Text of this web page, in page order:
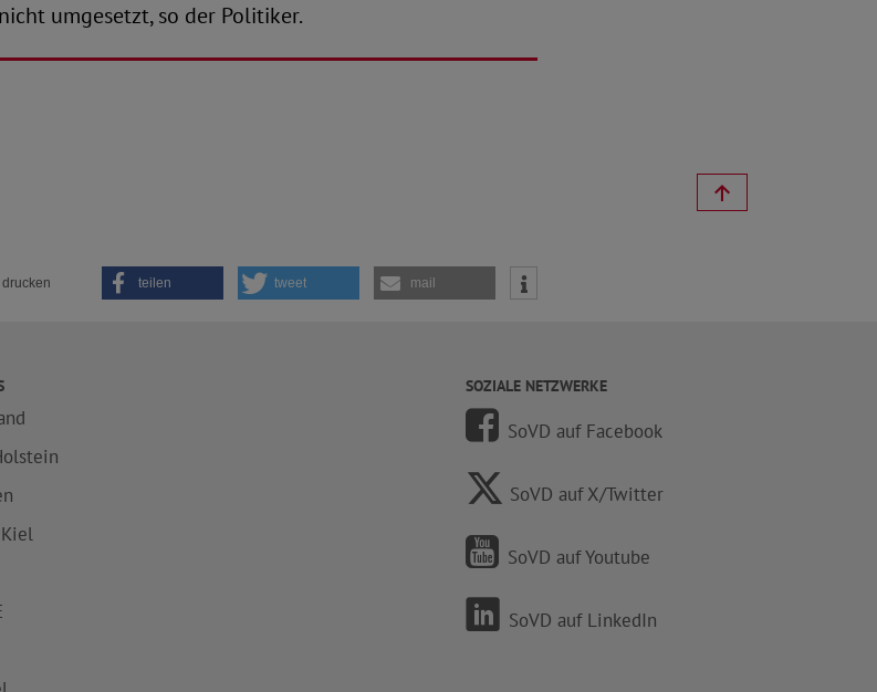
umgesetzt, so der Politiker.
drucken teilen tweet mail
SOZIALE NETZWERKE
SoVD auf Facebook
SoVD auf X/Twitter
SoVD auf Youtube
SoVD auf LinkedIn